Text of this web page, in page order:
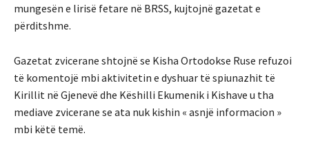
mungesën e lirisë fetare në BRSS, kujtojnë gazetat e
përditshme.
Gazetat zvicerane shtojnë se Kisha Ortodokse Ruse refuzoi
të komentojë mbi aktivitetin e dyshuar të spiunazhit të
Kirillit në Gjenevë dhe Këshilli Ekumenik i Kishave u tha
mediave zvicerane se ata nuk kishin « asnjë informacion »
mbi këtë temë.